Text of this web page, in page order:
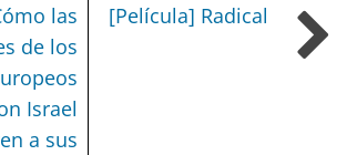
las
de los
Israel
a sus
[Película] Radical